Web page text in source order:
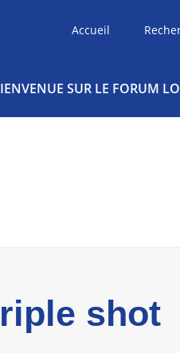
Accueil
SUR LE FORUM
shot